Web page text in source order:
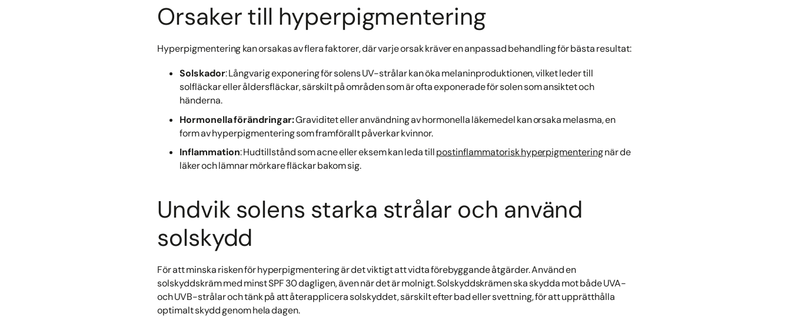
Orsaker till hyperpigmentering
Hyperpigmentering kan orsakas av flera faktorer, där varje orsak kräver en anpassad behandling för bästa resultat:
Solskador: Långvarig exponering för solens UV-strålar kan öka melaninproduktionen, vilket leder till
solfläckar eller åldersfläckar, särskilt på områden som är ofta exponerade för solen som ansiktet och
händerna.
Hormonella förändringar:Graviditet eller användning av hormonella läkemedel kan orsaka melasma, en
form av hyperpigmentering som framförallt påverkar kvinnor.
Inflammation: Hudtillstånd som acne eller eksem kan leda tillpostinflammatorisk hyperpigmenteringnär de
läker och lämnar mörkare fläckar bakom sig.
Undvik solens starka strålar och använd
solskydd
För att minska risken för hyperpigmentering är det viktigt att vidta förebyggande åtgärder. Använd en
solskyddskräm med minst SPF 30 dagligen, även när det är molnigt. Solskyddskrämen ska skydda mot både UVA-
och UVB-strålar och tänk på att återapplicera solskyddet, särskilt efter bad eller svettning, för att upprätthålla
optimalt skydd genom hela dagen.